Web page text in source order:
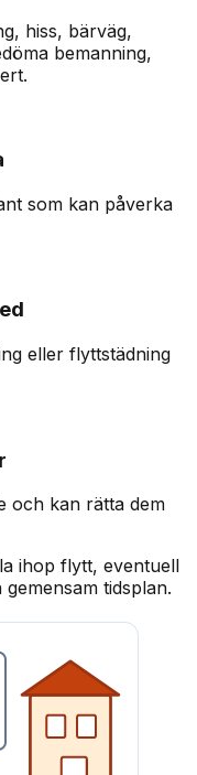
hiss, bärväg,
bemanning,
som kan påverka
eller flyttstädning
och kan rätta dem
ihop flytt, eventuell
tidsplan.